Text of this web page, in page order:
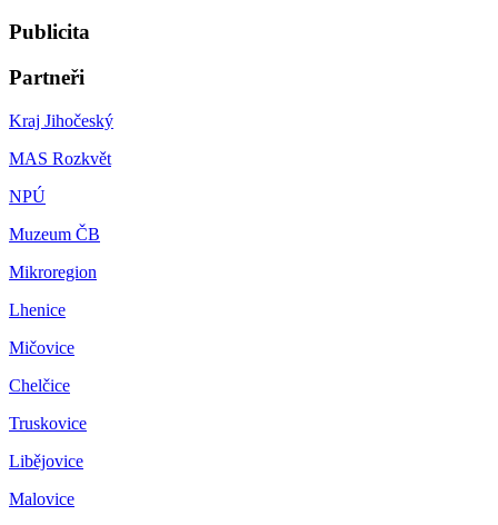
Publicita
Partneři
Kraj Jihočeský
MAS Rozkvět
NPÚ
Muzeum ČB
Mikroregion
Lhenice
Mičovice
Chelčice
Truskovice
Libějovice
Malovice